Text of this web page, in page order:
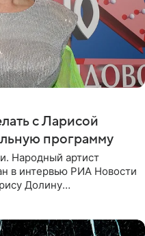
с Ларисой
программу
Народный артист
в интервью РИА Новости
Долину